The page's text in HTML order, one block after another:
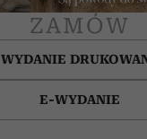
ZAMÓW
WYDANIE
E-WYDANIE